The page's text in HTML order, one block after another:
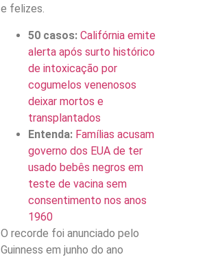
e felizes.
50 casos: Califórnia emite
alerta após surto histórico
de intoxicação por
cogumelos venenosos
deixar mortos e
transplantados
Entenda: Famílias acusam
governo dos EUA de ter
usado bebês negros em
teste de vacina sem
consentimento nos anos
1960
O recorde foi anunciado pelo
Guinness em junho do ano